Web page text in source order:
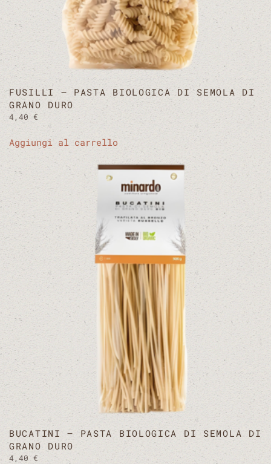
FUSILLI – PASTA BIOLOGICA DI SEMOLA DI
GRANO DURO
4,40 €
Aggiungi al carrello
BUCATINI – PASTA BIOLOGICA DI SEMOLA DI
GRANO DURO
4,40€